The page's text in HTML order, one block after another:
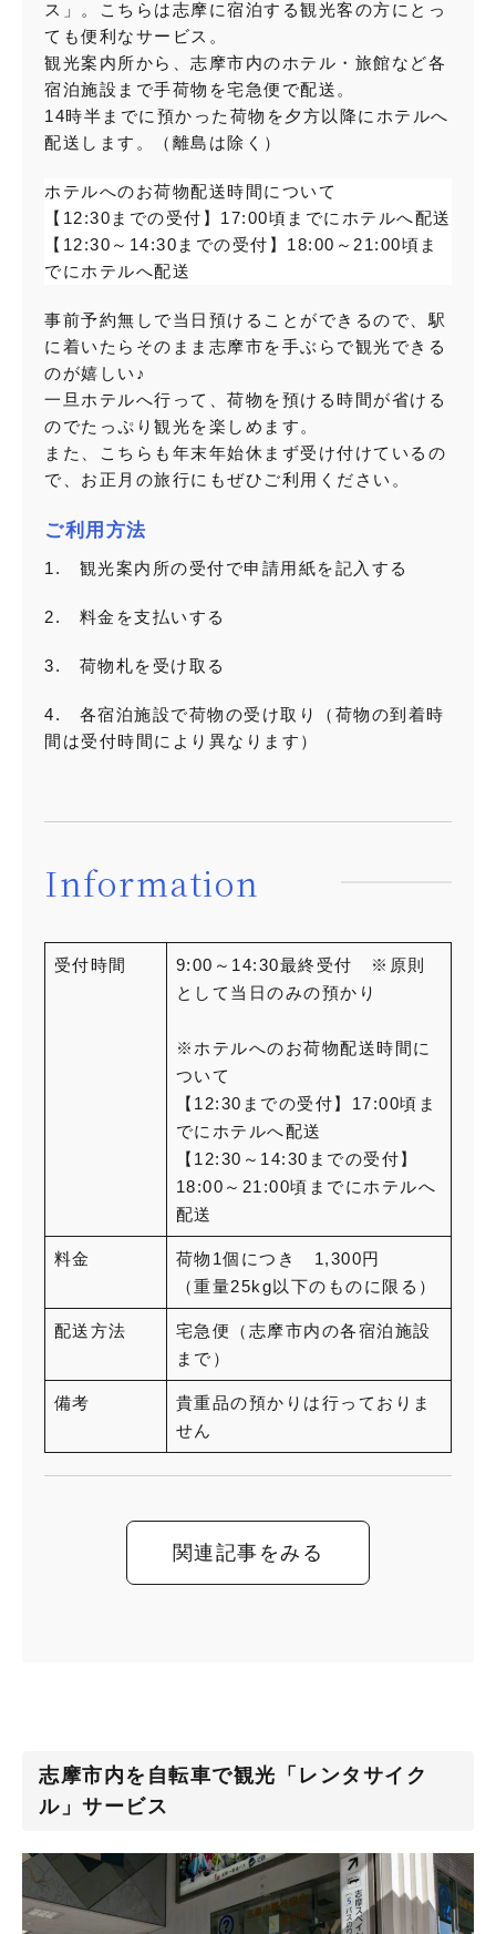
ス」。こちらは志摩に宿泊する観光客の方にとっ
ても便利なサービス。
観光案内所から、志摩市内のホテル・旅館など各
宿泊施設まで手荷物を宅急便で配送。
14時半までに預かった荷物を夕方以降にホテルへ
配送します。（離島は除く）
ホテルへのお荷物配送時間について
【12:30までの受付】17:00頃までにホテルへ配送
【12:30～14:30までの受付】18:00～21:00頃ま
でにホテルへ配送
事前予約無しで当日預けることができるので、駅
に着いたらそのまま志摩市を手ぶらで観光できる
のが嬉しい♪
一旦ホテルへ行って、荷物を預ける時間が省ける
のでたっぷり観光を楽しめます。
また、こちらも年末年始休まず受け付けているの
で、お正月の旅行にもぜひご利用ください。
ご利用方法
1. 観光案内所の受付で申請用紙を記入する
2. 料金を支払いする
3. 荷物札を受け取る
4. 各宿泊施設で荷物の受け取り（荷物の到着時
間は受付時間により異なります）
Information
受付時間
9:00～14:30最終受付 ※原則
として当日のみの預かり
※ホテルへのお荷物配送時間に
ついて
【12:30までの受付】17:00頃ま
でにホテルへ配送
【12:30～14:30までの受付】
18:00～21:00頃までにホテルへ
配送
料金
荷物1個につき 1,300円
（重量25kg以下のものに限る）
配送方法
宅急便（志摩市内の各宿泊施設
まで）
備考
貴重品の預かりは行っておりま
せん
関連記事をみる
志摩市内を自転車で観光「レンタサイク
ル」サービス